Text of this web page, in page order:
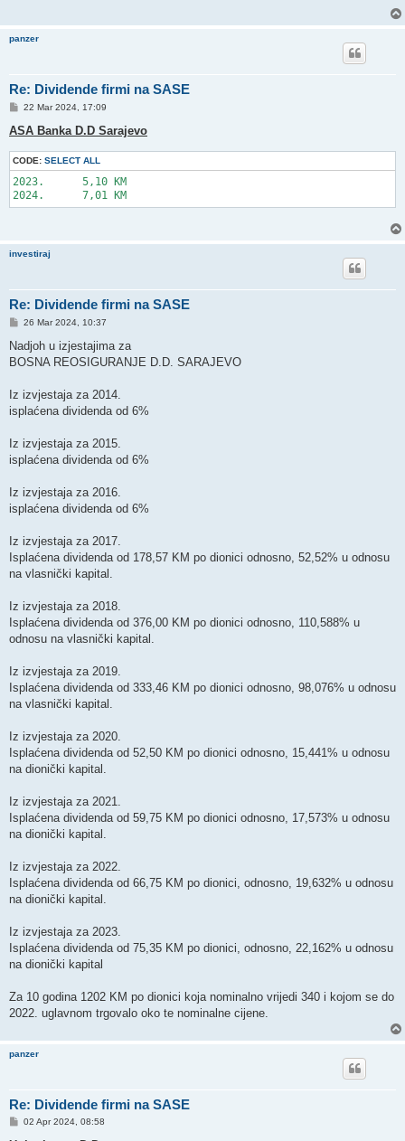
panzer
Re: Dividende firmi na SASE
P
s
t
22 Mar 2024, 17:09
ASA Banka D.D Sarajevo
CODE: SELECT ALL
2023.      5,10 KM
investiraj
Re: Dividende firmi na SASE
P
s
26 Mar 2024, 10:37
Nadjoh u izjestajima za
BOSNA REOSIGURANJE D.D. SARAJEVO
Iz izvjestaja za 2014.
isplaćena dividenda od 6%
Iz izvjestaja za 2015.
isplaćena dividenda od 6%
Iz izvjestaja za 2016.
isplaćena dividenda od 6%
Iz izvjestaja za 2017.
Isplaćena dividenda od 178,57 KM po dionici odnosno, 52,52% u odnosu
na vlasnički kapital.
Iz izvjestaja za 2018.
Isplaćena dividenda od 376,00 KM po dionici odnosno, 110,588% u
odnosu na vlasnički kapital.
Iz izvjestaja za 2019.
Isplaćena dividenda od 333,46 KM po dionici odnosno, 98,076% u odnosu
na vlasnički kapital.
Iz izvjestaja za 2020.
Isplaćena dividenda od 52,50 KM po dionici odnosno, 15,441% u odnosu
na dionički kapital.
Iz izvjestaja za 2021.
Isplaćena dividenda od 59,75 KM po dionici odnosno, 17,573% u odnosu
na dionički kapital.
Iz izvjestaja za 2022.
Isplaćena dividenda od 66,75 KM po dionici, odnosno, 19,632% u odnosu
na dionički kapital.
Iz izvjestaja za 2023.
Isplaćena dividenda od 75,35 KM po dionici, odnosno, 22,162% u odnosu
na dionički kapital
Za 10 godina 1202 KM po dionici koja nominalno vrijedi 340 i kojom se do
2022. uglavnom trgovalo oko te nominalne cijene.
panzer
Re: Dividende firmi na SASE
P02 Apr 2024, 08:58